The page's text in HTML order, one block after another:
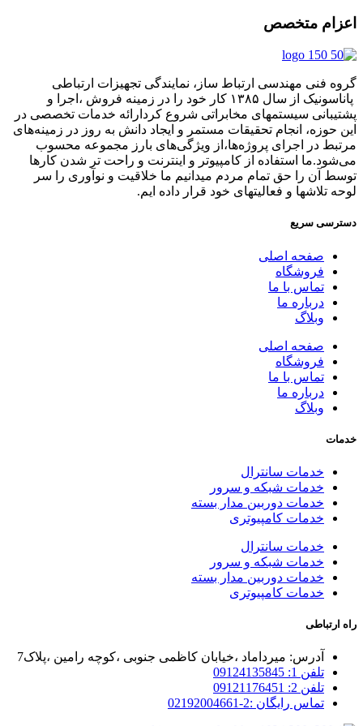
اعزام متخصص
گروه فنی مهندسی ارتباط ساز، نمایندگی تجهیزات ارتباطی
پاناسونیک از سال ۱۳۸۵ کار خود را در زمینه فروش ،اجرا و
پشتیبانی سیستمهای مخابراتی شروع کردارائه خدمات تخصصی در
این حوزه، انجام تحقیقات مستمر و ایجاد دانش به‌ روز در زمینه‌های
مرتبط در اجرای پروژه‌ها،از ویژگی‌های بارز مجموعه محسوب
می‌شود.ما استفاده از کامپیوتر و اینترنت و راحت تر شدن کارها
توسط آن را حق تمام مردم میدانیم ما خلاقیت و نوآوری را سر
لوحه تلاشها و فعالیتهای خود قرار داده ایم.
دسترسی سریع
صفحه اصلی
فروشگاه
تماس با ما
درباره ما
وبلاگ
صفحه اصلی
فروشگاه
تماس با ما
درباره ما
وبلاگ
خدمات
خدمات سانترال
خدمات شبکه و سرور
خدمات دوربین مدار بسته
خدمات کامپیوتری
خدمات سانترال
خدمات شبکه و سرور
خدمات دوربین مدار بسته
خدمات کامپیوتری
راه ارتباطی
آدرس: میرداماد ،خیابان کاظمی جنوبی ،کوچه رامین ،پلاک7
تلفن 1: 09124135845
تلفن 2: 09121176451
تماس رایگان :2-02192004661